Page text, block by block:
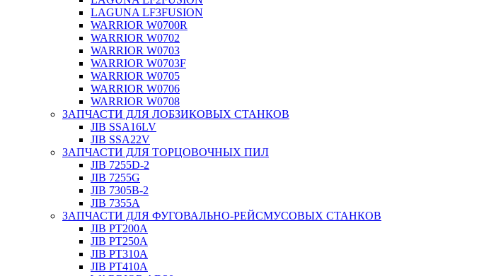
LAGUNA LF3FUSION
WARRIOR W0700R
WARRIOR W0702
WARRIOR W0703
WARRIOR W0703F
WARRIOR W0705
WARRIOR W0706
WARRIOR W0708
ЗАПЧАСТИ ДЛЯ ЛОБЗИКОВЫХ СТАНКОВ
JIB SSA16LV
JIB SSA22V
ЗАПЧАСТИ ДЛЯ ТОРЦОВОЧНЫХ ПИЛ
JIB 7255D-2
JIB 7255G
JIB 7305B-2
JIB 7355A
ЗАПЧАСТИ ДЛЯ ФУГОВАЛЬНО-РЕЙСМУСОВЫХ СТАНКОВ
JIB PT200A
JIB PT250A
JIB PT310A
JIB PT410A